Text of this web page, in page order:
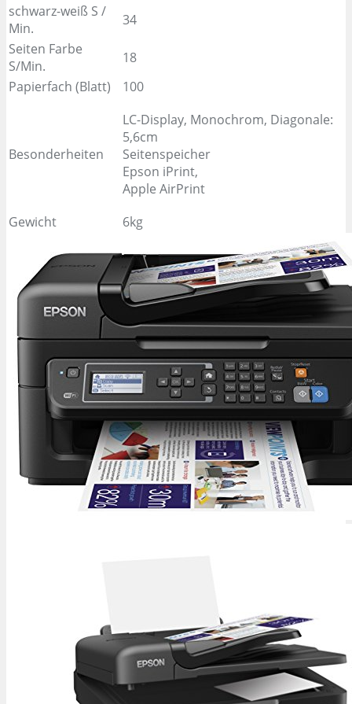
schwarz-weiß S /
Min.
34
Seiten Farbe
S/Min.
18
Papierfach (Blatt)
100
Besonderheiten
LC-Display, Monochrom, Diagonale:
5,6cm
Seitenspeicher
Epson iPrint,
Apple AirPrint
Gewicht
6kg